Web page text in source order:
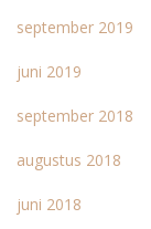
september 2019
juni 2019
september 2018
augustus 2018
juni 2018